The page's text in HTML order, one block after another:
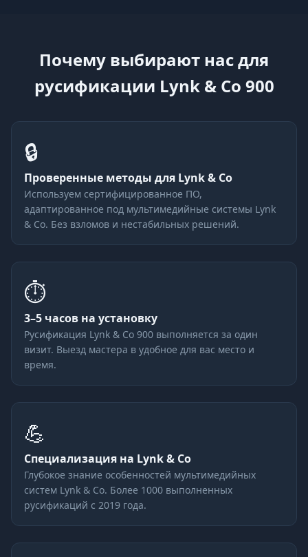
Почему выбирают нас для
русификации Lynk & Co 900
🔒
Проверенные методы для Lynk & Co
Используем сертифицированное ПО,
адаптированное под мультимедийные системы Lynk
& Co. Без взломов и нестабильных решений.
⏱
3–5 часов на установку
Русификация Lynk & Co 900 выполняется за один
визит. Выезд мастера в удобное для вас место и
время.
💪
Специализация на Lynk & Co
Глубокое знание особенностей мультимедийных
систем Lynk & Co. Более 1000 выполненных
русификаций с 2019 года.